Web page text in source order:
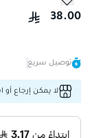
ستربسلز، الأصلي
38.00
توصيل سريع
لا يمكن إرجاع أو